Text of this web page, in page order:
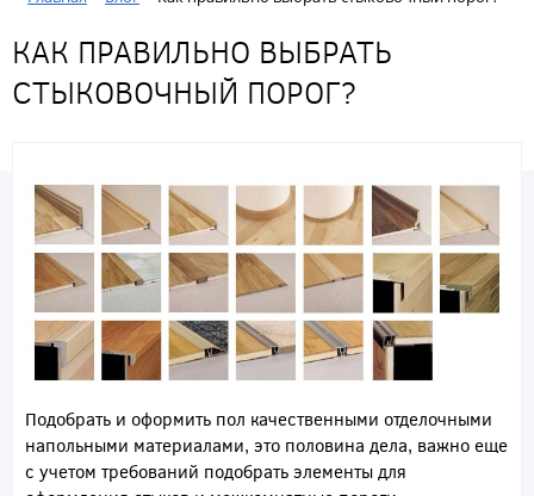
КАК ПРАВИЛЬНО ВЫБРАТЬ
СТЫКОВОЧНЫЙ ПОРОГ?
Подобрать и оформить пол качественными отделочными
напольными материалами, это половина дела, важно еще
с учетом требований подобрать элементы для